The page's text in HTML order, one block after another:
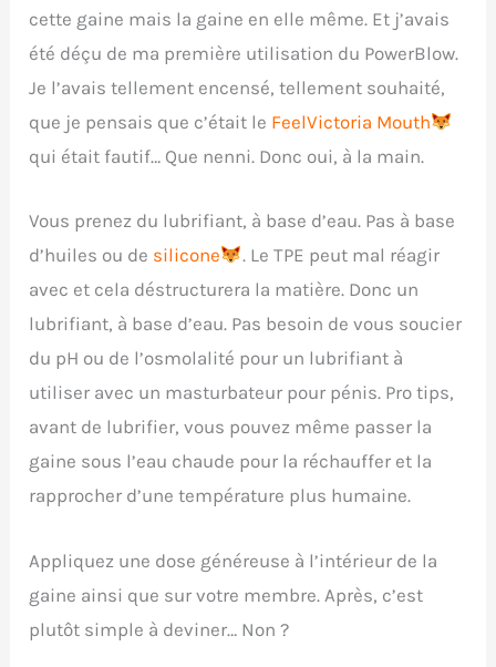
cette gaine mais la gaine en elle même. Et j’avais
été déçu de ma première utilisation du PowerBlow.
Je l’avais tellement encensé, tellement souhaité,
que je pensais que c’était le FeelVictoria Mouth
qui était fautif… Que nenni. Donc oui, à la main.
Vous prenez du lubrifiant, à base d’eau. Pas à base
d’huiles ou de silicone
. Le TPE peut mal réagir
avec et cela déstructurera la matière. Donc un
lubrifiant, à base d’eau. Pas besoin de vous soucier
du pH ou de l’osmolalité pour un lubrifiant à
utiliser avec un masturbateur pour pénis. Pro tips,
avant de lubrifier, vous pouvez même passer la
gaine sous l’eau chaude pour la réchauffer et la
rapprocher d’une température plus humaine.
Appliquez une dose généreuse à l’intérieur de la
gaine ainsi que sur votre membre. Après, c’est
plutôt simple à deviner… Non ?